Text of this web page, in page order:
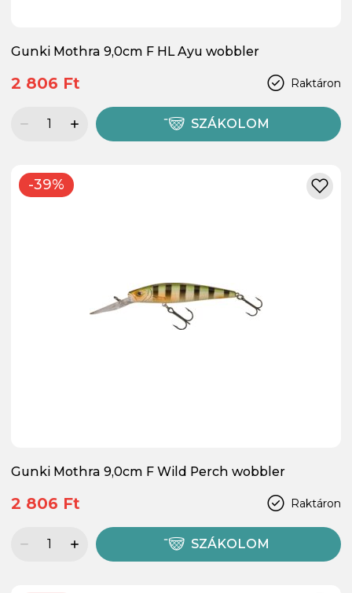
Gunki Mothra 9,0cm F HL Ayu wobbler
Raktáron
2 806 Ft
SZÁKOLOM
-39%
Gunki Mothra 9,0cm F Wild Perch wobbler
Raktáron
2 806 Ft
SZÁKOLOM